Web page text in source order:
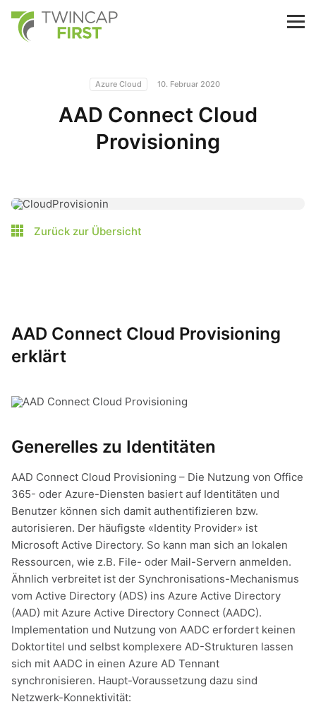
main
content
TwinCap First
Azure Cloud 10. Februar 2020
AAD Connect Cloud
Provisioning
Zurück zur Übersicht
AAD Connect Cloud Provisioning
erklärt
Generelles zu Identitäten
AAD Connect Cloud Provisioning – Die Nutzung von Office
365- oder Azure-Diensten basiert auf Identitäten und
Benutzer können sich damit authentifizieren bzw.
autorisieren. Der häufigste «Identity Provider» ist
Microsoft Active Directory. So kann man sich an lokalen
Ressourcen, wie z.B. File- oder Mail-Servern anmelden.
Ähnlich verbreitet ist der Synchronisations-Mechanismus
vom Active Directory (ADS) ins Azure Active Directory
(AAD) mit Azure Active Directory Connect (AADC).
Implementation und Nutzung von AADC erfordert keinen
Doktortitel und selbst komplexere AD-Strukturen lassen
sich mit AADC in einen Azure AD Tennant
synchronisieren. Haupt-Voraussetzung dazu sind
Netzwerk-Konnektivität: